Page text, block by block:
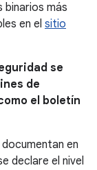
binarios más
en el sitio
se
de
el boletín
en
declare el nivel